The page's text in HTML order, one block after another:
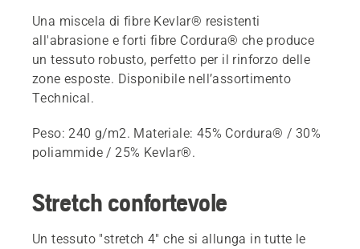
Una miscela di fibre Kevlar® resistenti
all'abrasione e forti fibre Cordura® che produce
un tessuto robusto, perfetto per il rinforzo delle
zone esposte. Disponibile nell’assortimento
Technical.
Peso: 240 g/m2. Materiale: 45% Cordura® / 30%
poliammide / 25% Kevlar®.
Stretch confortevole
Un tessuto "stretch 4" che si allunga in tutte le